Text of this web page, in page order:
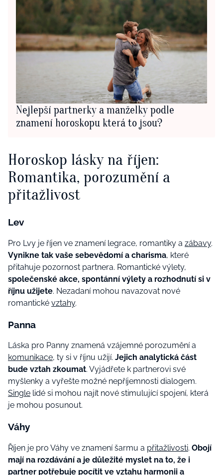
Nejlepší partnerky a manželky podle
znamení horoskopu která to jsou?
Horoskop lásky na říjen:
Romantika, porozumění a
přitažlivost
Lev
Pro Lvy je říjen ve znamení legrace, romantiky a zábavy.
Vynikne tak vaše sebevědomí a charisma, které
přitahuje pozornost partnera. Romantické výlety,
společenské akce, spontánní výlety a rozhodnutí si v
říjnu užijete. Nezadaní mohou navazovat nové
romantické vztahy.
Panna
Láska pro Panny znamená vzájemné porozumění a
komunikace, ty si v říjnu užijí. Jejich analytická část
bude vztah zkoumat. Vyjádřete k partnerovi své
myšlenky a vyřešte možné nepříjemnosti dialogem.
Single lidé si mohou najít nové stimulující spojení, která
je mohou posunout.
Váhy
Říjen je pro Váhy ve znamení šarmu a přitažlivosti. Obojí
mají na rozdávání a je důležité myslet na to, že i
partner potřebuje pocítit ve vztahu harmonii a